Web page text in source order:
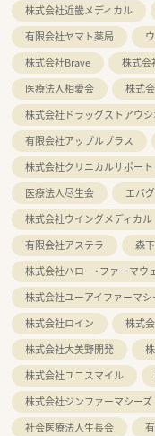
株式会社近畿メディカル
有限会社ヤマト薬局
株式会社Brave
株式会
医療法人相愛会
株式
株式会社ドラッグストアウシ
有限会社アップルプラス
株式会社クリニカルサポート
医療法人尽生会
エバ
株式会社ウイングメディカル
有限会社アステラ
森
株式会社ハロー・ファーマウ
株式会社ユーアイファーマシ
株式会社ロイン
株式
株式会社大美野開発
株式会社ユニスマイル
株式会社ジンファーマシーズ
社会医療法人生長会